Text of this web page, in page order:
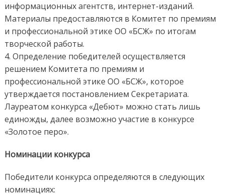
информационных агентств, интернет-изданий.
Материалы предоставляются в Комитет по премиям
и профессиональной этике ОО «БСЖ» по итогам
творческой работы.
4. Определение победителей осуществляется
решением Комитета по премиям и
профессиональной этике ОО «БСЖ», которое
утверждается постановлением Секретариата.
Лауреатом конкурса «Дебют» можно стать лишь
единожды, далее возможно участие в конкурсе
«Золотое перо».
Номинации конкурса
Победители конкурса определяются в следующих
номинациях: